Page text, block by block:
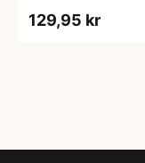
129,95 kr